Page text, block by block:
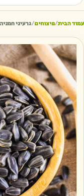
עמוד הבית/פיצוחים/גרעיני